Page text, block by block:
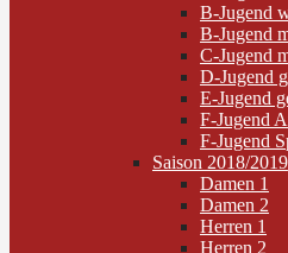
B-Jugend
B-Jugend
C-Jugend
D-Jugend
E-Jugend
F-Jugend
F-Jugend
Saison 2018/2019
Damen 1
Damen 2
Herren 1
Herren 2